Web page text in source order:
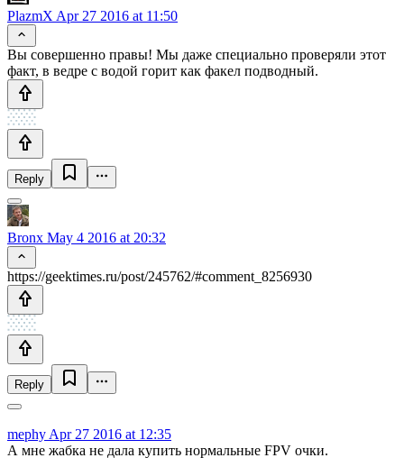
PlazmX Apr 27 2016 at 11:50
Вы совершенно правы! Мы даже специально проверяли этот
факт, в ведре с водой горит как факел подводный.
Reply
Bronx May 4 2016 at 20:32
https://geektimes.ru/post/245762/#comment_8256930
Reply
mephy Apr 27 2016 at 12:35
А мне жабка не дала купить нормальные FPV очки.